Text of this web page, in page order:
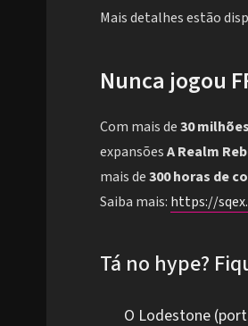
Mais detalhes estão
Nunca jogou
Com mais de30
expansõesA Realm
mais de300 horas de
Saiba mais: https://
Tá no hype?
O Lodestone